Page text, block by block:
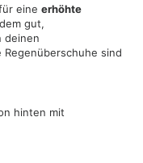
eine erhöhte
gut,
deinen
sind